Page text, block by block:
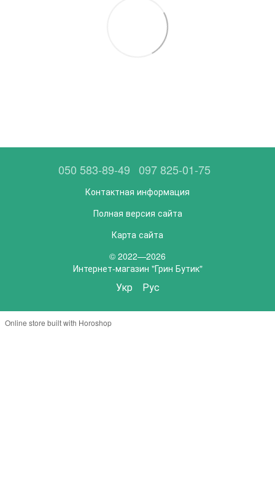
050 583-89-49 097 825-01-75
Контактная информация
Полная версия сайта
Карта сайта
© 2022—2026
Интернет-магазин "Грин Бутик"
Укр Рус
Online store built with Horoshop